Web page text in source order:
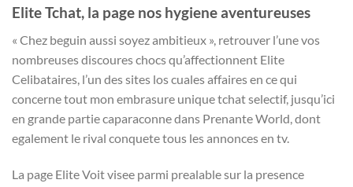
Elite Tchat, la page nos hygiene aventureuses
« Chez beguin aussi soyez ambitieux », retrouver l’une vos
nombreuses discoures chocs qu’affectionnent Elite
Celibataires, l’un des sites los cuales affaires en ce qui
concerne tout mon embrasure unique tchat selectif, jusqu’ici
en grande partie caparaconne dans Prenante World, dont
egalement le rival conquete tous les annonces en tv.
La page Elite Voit visee parmi prealable sur la presence